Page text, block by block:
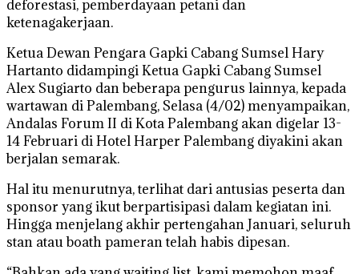
deforestasi, pemberdayaan petani dan
ketenagakerjaan.
Ketua Dewan Pengara Gapki Cabang Sumsel Hary
Hartanto didampingi Ketua Gapki Cabang Sumsel
Alex Sugiarto dan beberapa pengurus lainnya, kepada
wartawan di Palembang, Selasa (4/02) menyampaikan,
Andalas Forum II di Kota Palembang akan digelar 13-
14 Februari di Hotel Harper Palembang diyakini akan
berjalan semarak.
Hal itu menurutnya, terlihat dari antusias peserta dan
sponsor yang ikut berpartisipasi dalam kegiatan ini.
Hingga menjelang akhir pertengahan Januari, seluruh
stan atau boath pameran telah habis dipesan.